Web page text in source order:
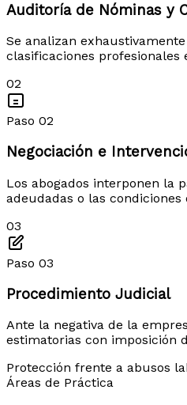
Auditoría de Nóminas y
Se analizan
clasificaciones profesionales
02
Paso 02
Negociación e
Los abogados interponen la
adeudadas o las condiciones
03
Paso 03
Procedimiento Judicial
Ante la negativa de la
estimatorias con imposición
Protección frente a abusos
Áreas de Práctica